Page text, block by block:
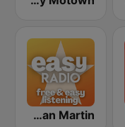
Easy Dean Martin